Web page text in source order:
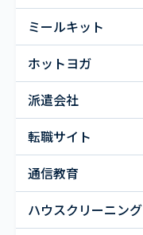
ミールキット
ホットヨガ
派遣会社
転職サイト
通信教育
ハウスクリーニング